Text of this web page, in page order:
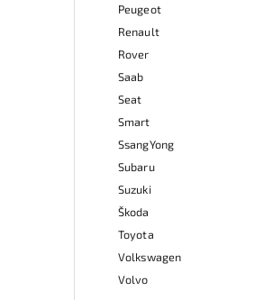
Peugeot
Renault
Rover
Saab
Seat
Smart
SsangYong
Subaru
Suzuki
Škoda
Toyota
Volkswagen
Volvo